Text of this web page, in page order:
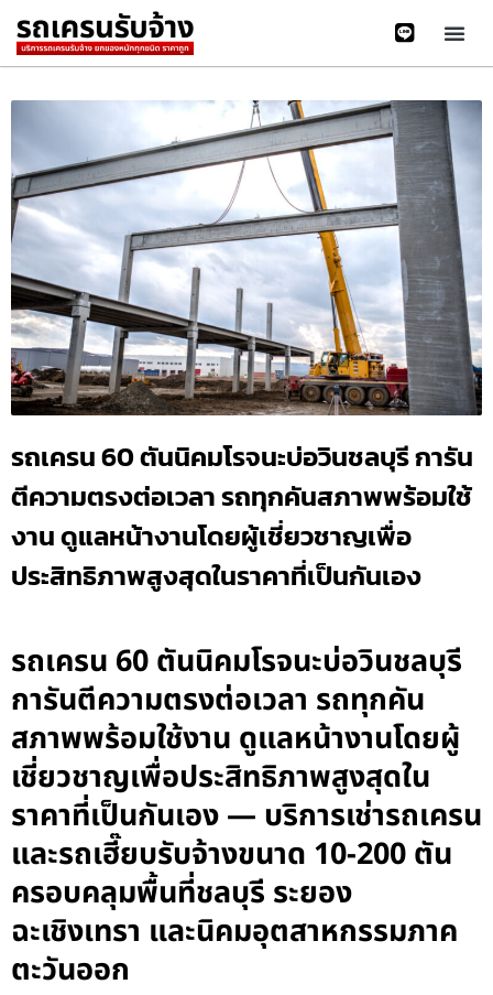
รถเครน 60 ตันนิคมโรจนะบ่อวินชลบุรี การัน
ตีความตรงต่อเวลา รถทุกคันสภาพพร้อมใช้
งาน ดูแลหน้างานโดยผู้เชี่ยวชาญเพื่อ
ประสิทธิภาพสูงสุดในราคาที่เป็นกันเอง
รถเครน 60 ตันนิคมโรจนะบ่อวินชลบุรี
การันตีความตรงต่อเวลา รถทุกคัน
สภาพพร้อมใช้งาน ดูแลหน้างานโดยผู้
เชี่ยวชาญเพื่อประสิทธิภาพสูงสุดใน
ราคาที่เป็นกันเอง — บริการเช่ารถเครน
และรถเฮี๊ยบรับจ้างขนาด 10-200 ตัน
ครอบคลุมพื้นที่ชลบุรี ระยอง
ฉะเชิงเทรา และนิคมอุตสาหกรรมภาค
ตะวันออก